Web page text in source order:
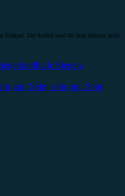
Einkauf. Der Artikel wird für dich dadurch nicht
Siegen,
gut (Sehr, sehr gut. Sehr